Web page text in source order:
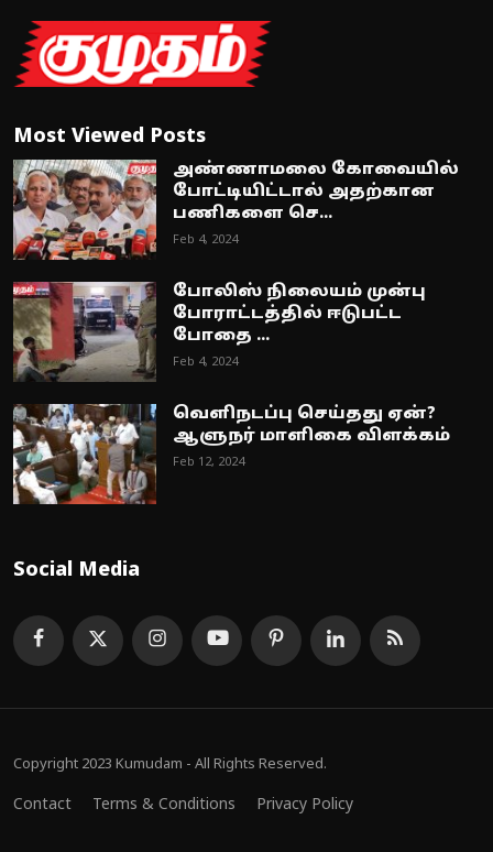
Most Viewed Posts
அண்ணாமலை கோவையில்
போட்டியிட்டால் அதற்கான
பணிகளை செ...
Feb 4, 2024
போலிஸ் நிலையம் முன்பு
போராட்டத்தில் ஈடுபட்ட
போதை ...
Feb 4, 2024
வெளிநடப்பு செய்தது ஏன்?
ஆளுநர் மாளிகை விளக்கம்
Feb 12, 2024
Social Media
Copyright 2023 Kumudam - All Rights Reserved.
Contact Terms & Conditions Privacy Policy